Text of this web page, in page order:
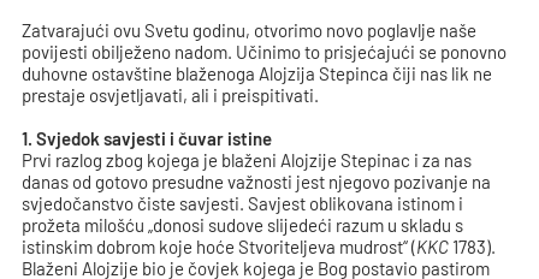
Zatvarajući ovu Svetu godinu, otvorimo novo poglavlje naše
povijesti obilježeno nadom. Učinimo to prisjećajući se ponovno
duhovne ostavštine blaženoga Alojzija Stepinca čiji nas lik ne
prestaje osvjetljavati, ali i preispitivati.
1. Svjedok savjesti i čuvar istine
Prvi razlog zbog kojega je blaženi Alojzije Stepinac i za nas
danas od gotovo presudne važnosti jest njegovo pozivanje na
svjedočanstvo čiste savjesti. Savjest oblikovana istinom i
prožeta milošću „donosi sudove slijedeći razum u skladu s
istinskim dobrom koje hoće Stvoriteljeva mudrost“ (KKC 1783).
Blaženi Alojzije bio je čovjek kojega je Bog postavio pastirom